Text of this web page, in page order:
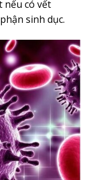
nếu có vết
sinh dục.